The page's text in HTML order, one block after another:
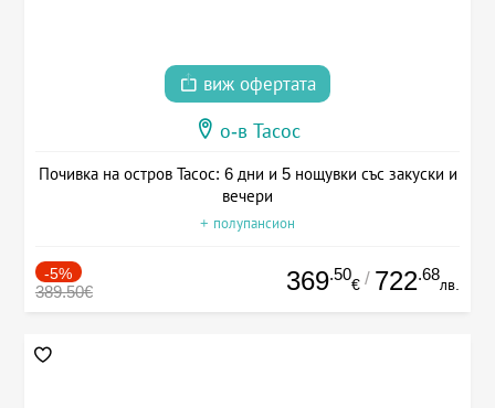
виж офертата
о-в Тасос
Почивка на остров Тасос: 6 дни и 5 нощувки със закуски и
вечери
+ полупансион
-5%
389.50€ 369.50
€ / 722.68
лв.